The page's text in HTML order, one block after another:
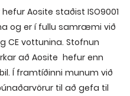
Aosite staðist ISO9001
og er í fullu samræmi við
CE vottunina. Stofnun
að Aosite hefur enn
Í framtíðinni munum við
til að gefa til